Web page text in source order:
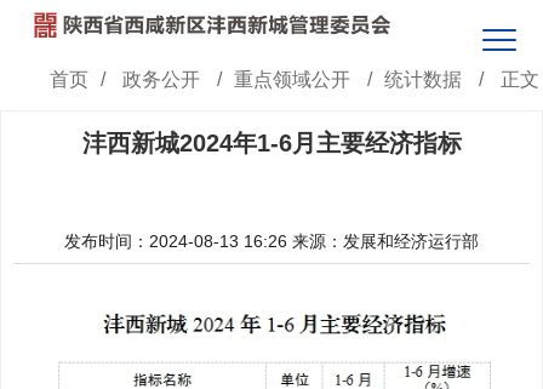
首页 / 政务公开 / 重点领域公开 / 统计数据 / 正文
沣西新城2024年1-6月主要经济指标
发布时间：2024-08-13 16:26 来源：发展和经济运行部